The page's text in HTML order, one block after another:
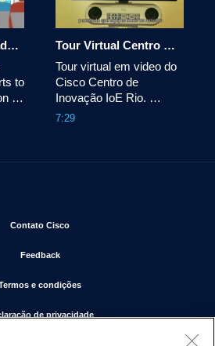
Domain Ten: A Roadmap to Fast IT
to
to
Tour Virtual Centro de Inovação IoE da Cisco Rio
Tour virtual em video do
Cisco Centro de
Inovação IoE Rio.
Experiencie IoE em
7:29
Contato CiscoAbre em uma nova janela
FeedbackAbre em uma nova janela
e condiçõesAbre em uma nova janela
de privacidadeAbre em uma nova janela